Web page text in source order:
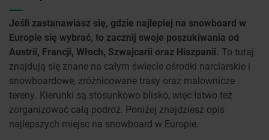
Jeśli zastanawiasz się, gdzie najlepiej na snowboard w
Europie się wybrać, to zacznij swoje poszukiwania od
Austrii, Francji, Włoch, Szwajcarii oraz Hiszpanii. To tutaj
znajdują się znane na całym świecie ośrodki narciarskie i
snowboardowe, zróżnicowane trasy oraz malownicze
tereny. Kierunki są stosunkowo blisko, więc łatwo też
zorganizować całą podróż. Poniżej znajdziesz opis
najlepszych miejsc na snowboard w Europie.